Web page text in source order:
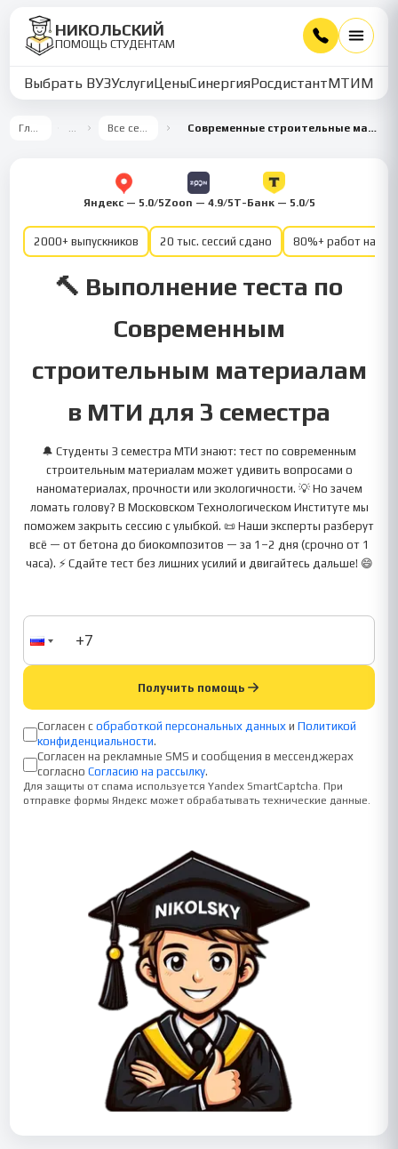
НИКОЛЬСКИЙ
ПОМОЩЬ СТУДЕНТАМ
Выбрать ВУЗУслугиЦеныСинергияРосдистантМТИММУ
Главная … Все семестры Современные строительные материалы 3 семестр
Яндекс — 5.0/5Zoon — 4.9/5Т-Банк — 5.0/5
2000+ выпускников 20 тыс. сессий сдано 80%+ работ на
🔨 Выполнение теста по
Современным
строительным материалам
в МТИ для 3 семестра
🔔 Студенты 3 семестра МТИ знают: тест по современным
строительным материалам может удивить вопросами о
наноматериалах, прочности или экологичности. 💡 Но зачем
ломать голову? В Московском Технологическом Институте мы
поможем закрыть сессию с улыбкой. 📜 Наши эксперты разберут
всё — от бетона до биокомпозитов — за 1–2 дня (срочно от 1
часа). ⚡ Сдайте тест без лишних усилий и двигайтесь дальше! 😄
Получить помощь
Согласен с обработкой персональных данных и Политикой
конфиденциальности.
Согласен на рекламные SMS и сообщения в мессенджерах
согласно Согласию на рассылку.
Для защиты от спама используется Yandex SmartCaptcha. При
отправке формы Яндекс может обрабатывать технические данные.